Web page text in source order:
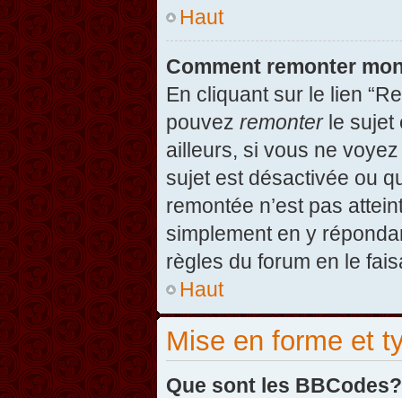
Haut
Comment remonter
En cliquant sur le lien
pouvez remonterle sujet
ailleurs, si vous ne
sujet est désactivée ou
remontée n’est pas
simplement en y
règles du forum en le
Haut
Mise en forme et
Que sont les BBCodes?